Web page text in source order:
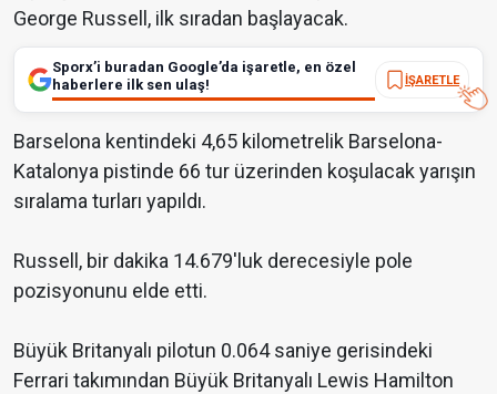
George Russell, ilk sıradan başlayacak.
Sporx’i buradan Google’da işaretle, en özel
haberlere ilk sen ulaş!
İŞARETLE
Barselona kentindeki 4,65 kilometrelik Barselona-
Katalonya pistinde 66 tur üzerinden koşulacak yarışın
sıralama turları yapıldı.
Russell, bir dakika 14.679'luk derecesiyle pole
pozisyonunu elde etti.
Büyük Britanyalı pilotun 0.064 saniye gerisindeki
Ferrari takımından Büyük Britanyalı Lewis Hamilton